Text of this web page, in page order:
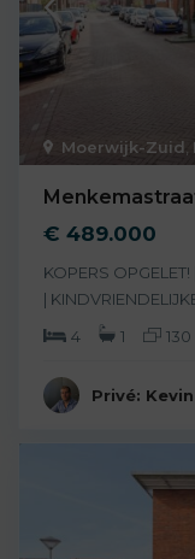
Moerwijk-Zuid
€ 489.000
KOPERS
|
4
1
Privé: